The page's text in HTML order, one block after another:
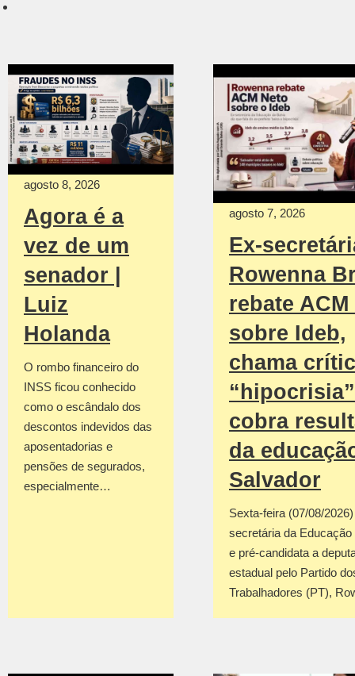
agosto 8, 2026
Agora é a
vez de um
senador |
Luiz
Holanda
O rombo financeiro do
INSS ficou conhecido
como o escândalo dos
descontos indevidos das
aposentadorias e
pensões de segurados,
especialmente…
agosto 7, 2026
Ex-
Rowenna
rebate ACM
sobre Ideb,
chama
cobra
da
Salvador
Sexta-feira (07/08/
secretária da Educação
e pré-candidata a
estadual pelo Partido
Trabalhadores (PT),